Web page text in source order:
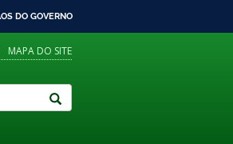
DO GOVERNO
MAPA DO SITE